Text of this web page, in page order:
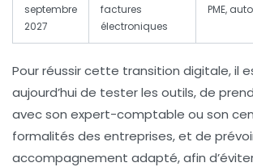
septembre
2027
factures
électroniques
PME,
Pour réussir cette transition digitale, il
aujourd’hui de tester les outils, de
avec son expert-comptable ou son
formalités des entreprises, et de
accompagnement adapté, afin